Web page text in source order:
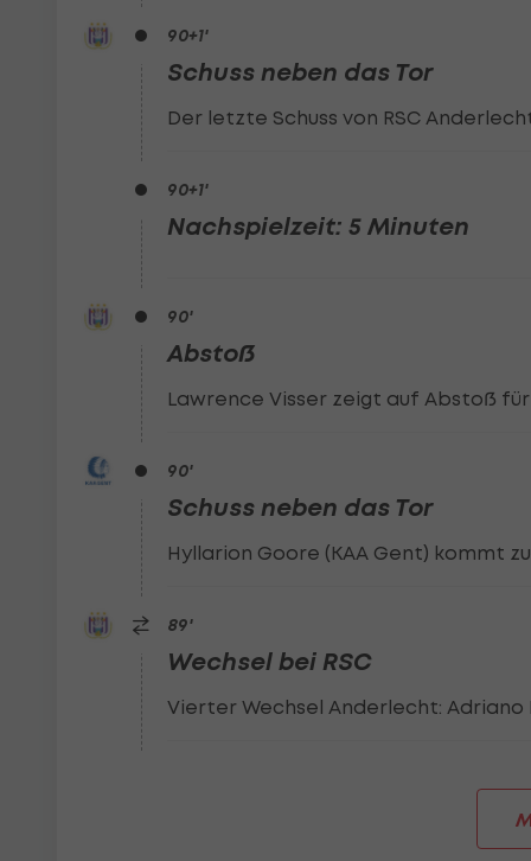
90+1'
Schuss neben das Tor
Der letzte Schuss von RSC
90+1'
Nachspielzeit: 5 Minuten
90'
Abstoß
Lawrence Visser zeigt auf Abstoß
90'
Schuss neben das Tor
Hyllarion Goore (KAA Gent) kommt
89'
Wechsel bei RSC
Vierter Wechsel Anderlecht: